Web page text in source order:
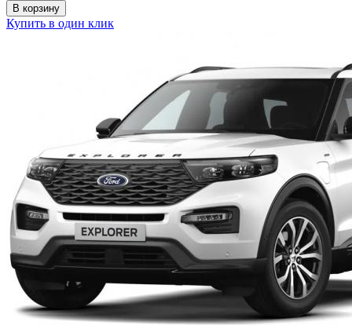
В корзину
Купить в один клик